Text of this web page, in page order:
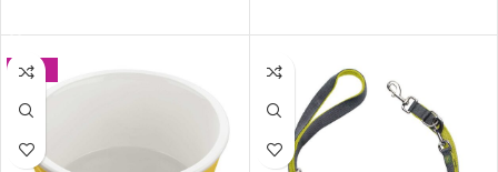
-25%